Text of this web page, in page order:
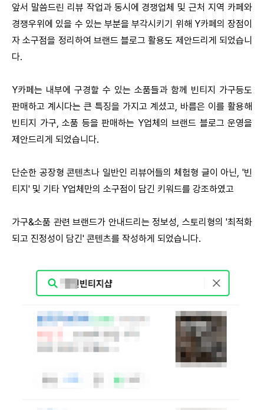
앞서 말씀드린 리뷰 작업과 동시에 경쟁업체 및 근처 지역 카페와
경쟁우위에 있을 수 있는 부분을 부각시키기 위해 Y카페의 장점이
자 소구점을 정리하여 브랜드 블로그 활용도 제안드리게 되었습니
다.
Y카페는 내부에 구경할 수 있는 소품들과 함께 빈티지 가구등도
판매하고 계시다는 큰 특징을 가지고 계셨고, 바름은 이를 활용해
빈티지 가구, 소품 등을 판매하는 Y업체의 브랜드 블로그 운영을
제안드리게 되었습니다.
단순한 공장형 콘텐츠나 일반인 리뷰어들의 체험형 글이 아닌, '빈
티지' 및 기타 Y업체만의 소구점이 담긴 키워드를 강조하였고
가구&소품 관련 브랜드가 안내드리는 정보성, 스토리형의 '최적화
되고 진정성이 담긴' 콘텐츠를 작성하게 되었습니다.